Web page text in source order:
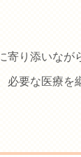
寄り添いなが
必要な医療を